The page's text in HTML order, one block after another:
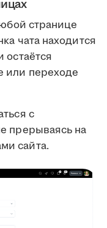
странице
чата находится
остаётся
или переходе
с
прерываясь на
сайта.